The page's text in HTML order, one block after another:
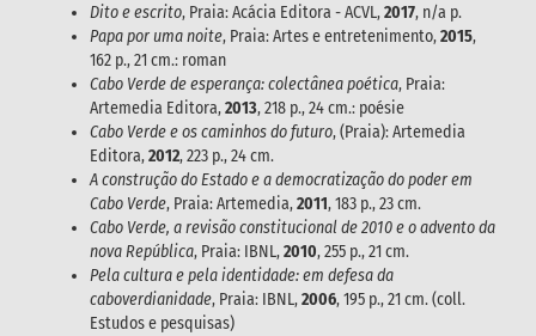
Dito e escrito, Praia: Acácia Editora - ACVL,2017, n/a p.
Papa por uma noite, Praia: Artes e entretenimento,2015,
162 p., 21 cm.: roman
Cabo Verde de esperança: colectânea poética, Praia:
Artemedia Editora,2013, 218 p., 24 cm.: poésie
Cabo Verde e os caminhos do futuro, (Praia): Artemedia
Editora,2012, 223 p., 24 cm.
A construção do Estado e a democratização do poder em
Cabo Verde, Praia: Artemedia,2011, 183 p., 23 cm.
Cabo Verde, a revisão constitucional de 2010 e o advento da
nova República, Praia: IBNL,2010, 255 p., 21 cm.
Pela cultura e pela identidade: em defesa da
caboverdianidade, Praia: IBNL,2006, 195 p., 21 cm. (coll.
Estudos e pesquisas)